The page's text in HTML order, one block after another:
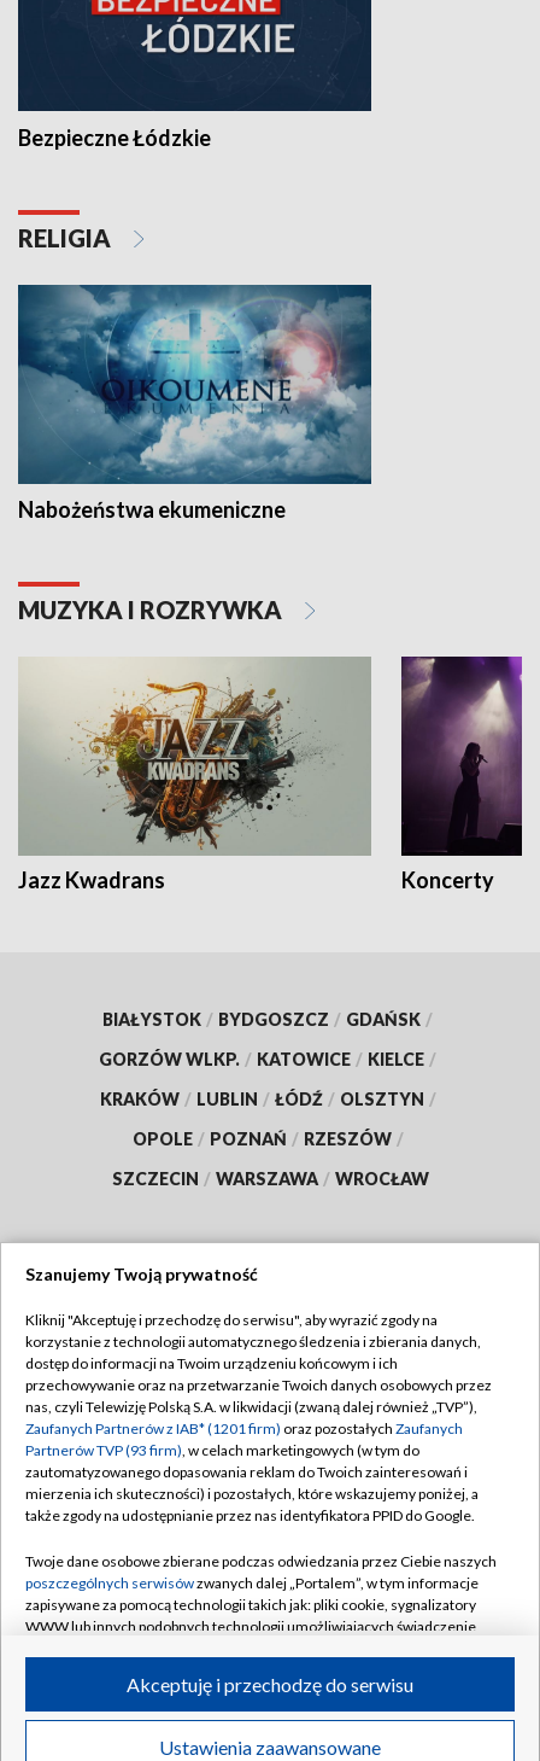
Bezpieczne Łódzkie
RELIGIA
Nabożeństwa ekumeniczne
MUZYKA I ROZRYWKA
Jazz Kwadrans Koncerty
BIAŁYSTOK / BYDGOSZCZ / GDAŃSK /
GORZÓW WLKP. / KATOWICE / KIELCE /
KRAKÓW / LUBLIN / ŁÓDŹ / OLSZTYN /
OPOLE / POZNAŃ / RZESZÓW /
SZCZECIN / WARSZAWA / WROCŁAW
TVP
Abonament TVP
Emisja w TVP
Centrum informacji TVP
Naziemna Telewizja Cyfrowa
Rada Programowa
System NOS
Informacje o nadawcy
Program dla prasy
Regulamin TVP
Polityka prywatności
Moje zgody
Pomoc
Kontakt
Kanały
©2026 Telewizja Polska S.A. w likwidacji
Szanujemy Twoją prywatność
Kliknij "Akceptuję i przechodzę do serwisu", aby wyrazić zgody na
korzystanie z technologii automatycznego śledzenia i zbierania danych,
dostęp do informacji na Twoim urządzeniu końcowym i ich
przechowywanie oraz na przetwarzanie Twoich danych osobowych przez
nas, czyli Telewizję Polską S.A. w likwidacji (zwaną dalej również „TVP”),
Zaufanych Partnerów z IAB* (1201 firm) oraz pozostałych Zaufanych
Partnerów TVP (93 firm), w celach marketingowych (w tym do
zautomatyzowanego dopasowania reklam do Twoich zainteresowań i
mierzenia ich skuteczności) i pozostałych, które wskazujemy poniżej, a
także zgody na udostępnianie przez nas identyfikatora PPID do Google.
Twoje dane osobowe zbierane podczas odwiedzania przez Ciebie naszych
poszczególnych serwisówzwanych dalej „Portalem”, w tym informacje
zapisywane za pomocą technologii takich jak: pliki cookie, sygnalizatory
WWW lub innych podobnych technologii umożliwiających świadczenie
ruchu w Internecie.
Twoje dane osobowe zbierane podczas odwiedzania przez Ciebie
Ustawienia zaawansowane
Akceptuję i przechodzę do serwisu